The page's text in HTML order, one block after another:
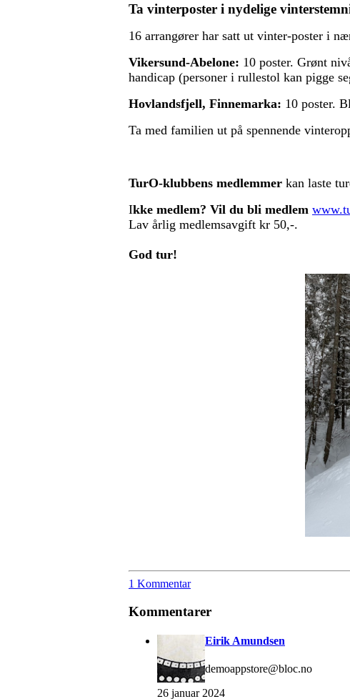
Ta vinterposter i nydelige
16 arrangører har satt ut vinter-poster i
Vikersund-Abelone: 10 poster. Grønt
handicap (personer i rullestol kan pigge
Hovlandsfjell, Finnemarka: 10 poster.
Ta med familien ut på spennende
TurO-klubbens medlemmer kan laste
Ikke medlem? Vil du bli medlem
Lav årlig medlemsavgift kr 50,-.
God tur!
1 Kommentar
Kommentarer
Eirik Amundsen
demoappstore@bloc.no
26 januar 2024